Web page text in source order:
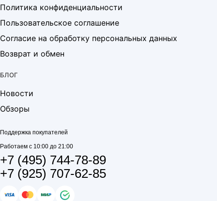
Политика конфиденциальности
Пользовательское соглашение
Согласие на обработку персональных данных
Возврат и обмен
БЛОГ
Новости
Обзоры
Поддержка покупателей
Работаем с 10:00 до 21:00
+7 (495) 744-78-89
+7 (925) 707-62-85